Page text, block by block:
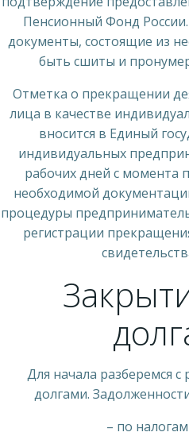
Пенсионный Фонд
документы, состоящие из
быть сшиты и
Отметка о прекращении
лица в качестве
вносится в Единый
индивидуальных
рабочих дней с момента
необходимой
процедуры
регистрации
Для начала разберемся
долгами.
– по